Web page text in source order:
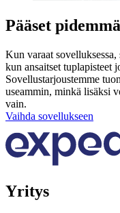
Pääset
Kun varaat
kun ansaitset tuplapisteet
Sovellustarjoustemme
useammin, minkä lisäksi
vain.
Vaihda sovellukseen
Yritys